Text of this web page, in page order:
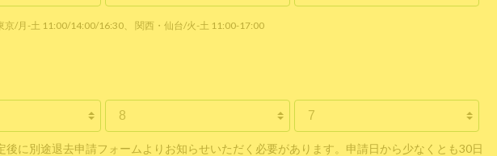
京/月-土 11:00/14:00/16:30、 関西・仙台/火-土 11:00-17:00
後に別途退去申請フォームよりお知らせいただく必要があります。申請日から少なくとも30日